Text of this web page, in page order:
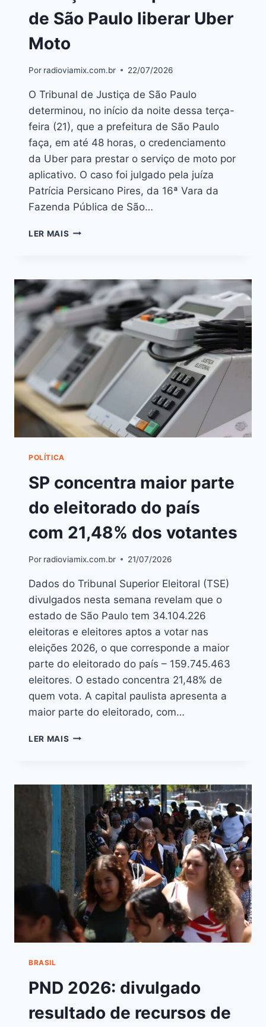
de São Paulo liberar Uber
Moto
Por radioviamix.com.br 22/07/2026
O Tribunal de Justiça de São Paulo
determinou, no início da noite dessa terça-
feira (21), que a prefeitura de São Paulo
faça, em até 48 horas, o credenciamento
da Uber para prestar o serviço de moto por
aplicativo. O caso foi julgado pela juíza
Patrícia Persicano Pires, da 16ª Vara da
Fazenda Pública de São…
LER MAIS
POLÍTICA
SP concentra maior parte
do eleitorado do país
com 21,48% dos votantes
Por radioviamix.com.br 21/07/2026
Dados do Tribunal Superior Eleitoral (TSE)
divulgados nesta semana revelam que o
estado de São Paulo tem 34.104.226
eleitoras e eleitores aptos a votar nas
eleições 2026, o que corresponde a maior
parte do eleitorado do país – 159.745.463
eleitores. O estado concentra 21,48% de
quem vota. A capital paulista apresenta a
maior parte do eleitorado, com…
LER MAIS
BRASIL
PND 2026: divulgado
resultado de recursos de